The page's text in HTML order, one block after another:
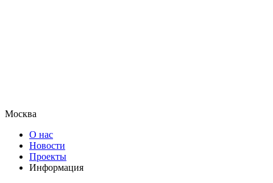
Москва
О нас
Новости
Проекты
Информация